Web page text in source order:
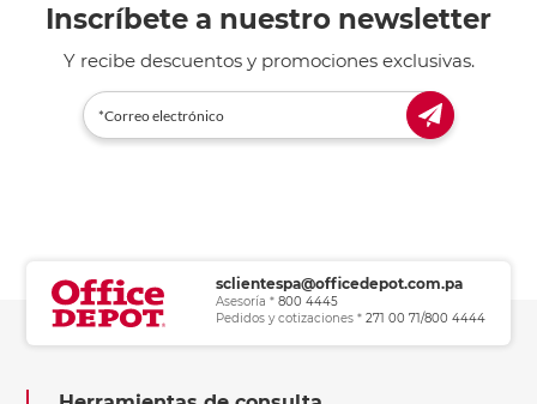
Inscríbete a nuestro newsletter
Y recibe descuentos y promociones exclusivas.
sclientespa@officedepot.com.pa
Asesoría * 800 4445
Pedidos y cotizaciones * 271 00 71/800 4444